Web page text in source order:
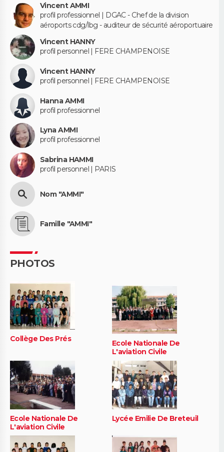
Vincent AMMI
profil professionnel | DGAC - Chef de la division
aéroports cdg/lbg - auditeur de sécurité aéroportuaire
Vincent HANNY
profil personnel | FERE CHAMPENOISE
Vincent HANNY
profil personnel | FERE CHAMPENOISE
Hanna AMMI
profil professionnel
Lyna AMMI
profil professionnel
Sabrina HAMMI
profil personnel | PARIS
Nom "AMMI"
Famille "AMMI"
PHOTOS
Collège Des Prés
Ecole Nationale De
L'aviation Civile
Ecole Nationale De
L'aviation Civile
Lycée Emilie De Breteuil